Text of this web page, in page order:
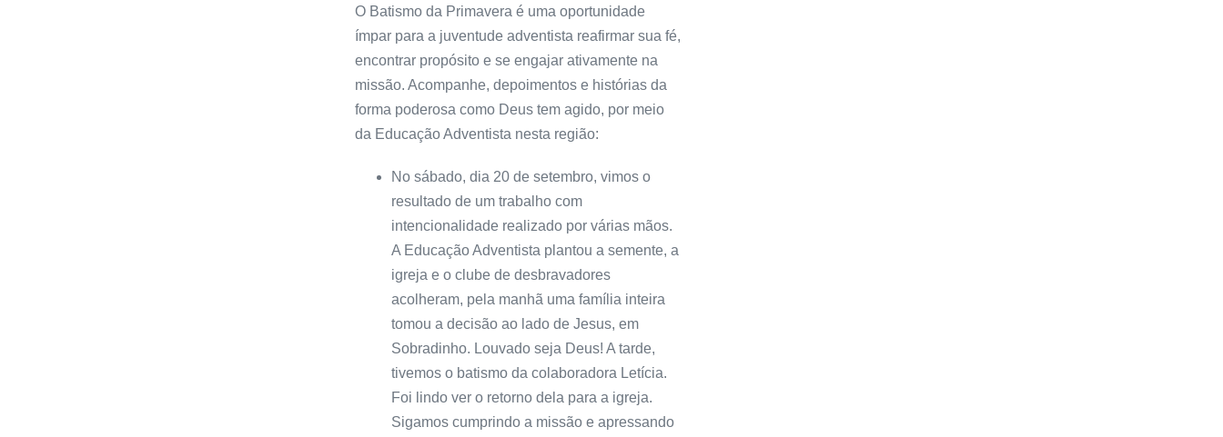
O Batismo da Primavera é uma oportunidade
ímpar para a juventude adventista reafirmar sua fé,
encontrar propósito e se engajar ativamente na
missão. Acompanhe, depoimentos e histórias da
forma poderosa como Deus tem agido, por meio
da Educação Adventista nesta região:
No sábado, dia 20 de setembro, vimos o
resultado de um trabalho com
intencionalidade realizado por várias mãos.
A Educação Adventista plantou a semente, a
igreja e o clube de desbravadores
acolheram, pela manhã uma família inteira
tomou a decisão ao lado de Jesus, em
Sobradinho. Louvado seja Deus! A tarde,
tivemos o batismo da colaboradora Letícia.
Foi lindo ver o retorno dela para a igreja.
Sigamos cumprindo a missão e apressando